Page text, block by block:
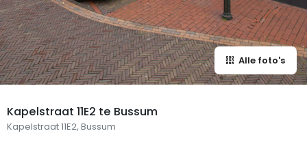
Alle foto's
Kapelstraat 11E2 te Bussum
Kapelstraat 11E2, Bussum